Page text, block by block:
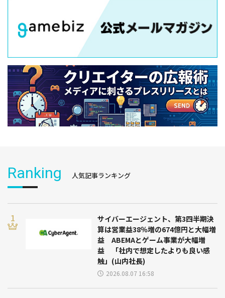
Ranking 人気記事ランキング
サイバーエージェント、第3四半期決
算は営業益38％増の674億円と大幅増
益 ABEMAとゲーム事業が大幅増
益 「社内で想定したよりも良い感
触」(山内社長)
2026.08.07 16:58